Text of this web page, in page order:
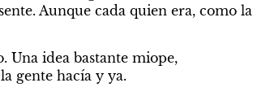
Aunque cada quien era, como la
Una idea bastante miope,
gente hacía y ya.